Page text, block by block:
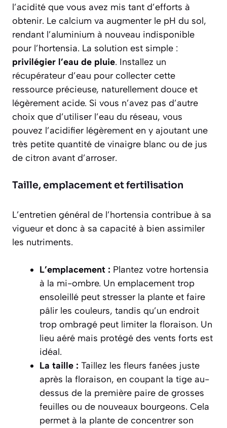
l’acidité que vous avez mis tant d’efforts à
obtenir. Le calcium va augmenter le pH du sol,
rendant l’aluminium à nouveau indisponible
pour l’hortensia. La solution est simple :
privilégier l’eau de pluie. Installez un
récupérateur d’eau pour collecter cette
ressource précieuse, naturellement douce et
légèrement acide. Si vous n’avez pas d’autre
choix que d’utiliser l’eau du réseau, vous
pouvez l’acidifier légèrement en y ajoutant une
très petite quantité de vinaigre blanc ou de jus
de citron avant d’arroser.
Taille, emplacement et fertilisation
L’entretien général de l’hortensia contribue à sa
vigueur et donc à sa capacité à bien assimiler
les nutriments.
L’emplacement : Plantez votre hortensia
à la mi-ombre. Un emplacement trop
ensoleillé peut stresser la plante et faire
pâlir les couleurs, tandis qu’un endroit
trop ombragé peut limiter la floraison. Un
lieu aéré mais protégé des vents forts est
idéal.
La taille : Taillez les fleurs fanées juste
après la floraison, en coupant la tige au-
dessus de la première paire de grosses
feuilles ou de nouveaux bourgeons. Cela
permet à la plante de concentrer son